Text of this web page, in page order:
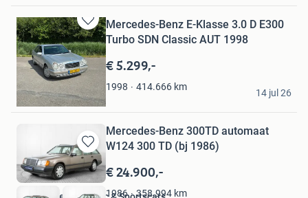
Bewaren
in
Mijn
Favorieten
Mercedes-Benz E-Klasse 3.0 D E300
Turbo SDN Classic AUT 1998
€ 5.299,-
1998 414.666 km
Martin Visser
Nieuwkoop
14 jul 26
Bewaren
in
Mijn
Favorieten
Mercedes-Benz 300TD automaat
W124 300 TD (bj 1986)
€ 24.900,-
1986 358.994 km